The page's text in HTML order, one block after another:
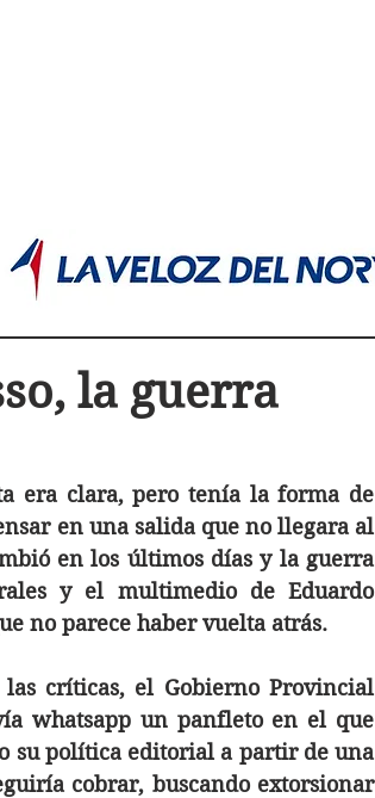
la guerra
era clara, pero tenía la forma de
en una salida que no llegara al
en los últimos días y la guerra
y el multimedio de Eduardo
no parece haber vuelta atrás.
las críticas, el Gobierno Provincial
whatsapp un panfleto en el que
su política editorial a partir de una
cobrar, buscando extorsionar